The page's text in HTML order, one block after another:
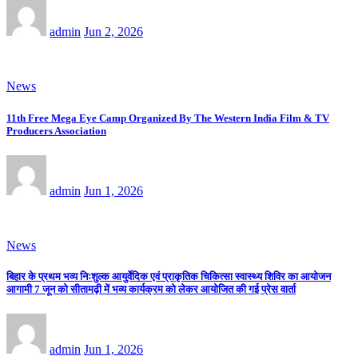
admin Jun 2, 2026
News
11th Free Mega Eye Camp Organized By The Western India Film & TV
Producers Association
admin Jun 1, 2026
News
बिहार के प्रथम भव्य निःशुल्क आयुर्वेदिक एवं प्राकृतिक चिकित्सा स्वास्थ्य शिविर का आयोजन
आगामी 7 जून को सीतामढ़ी में भव्य कार्यक्रम को लेकर आयोजित की गई प्रेस वार्ता
admin Jun 1, 2026